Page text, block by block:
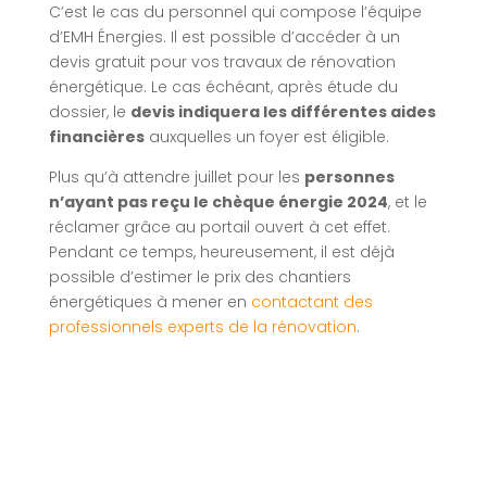
C’est le cas du personnel qui compose l’équipe
d’EMH Énergies. Il est possible d’accéder à un
devis gratuit pour vos travaux de rénovation
énergétique. Le cas échéant, après étude du
dossier, le devis indiquera les différentes aides
financièresauxquelles un foyer est éligible.
Plus qu’à attendre juillet pour les personnes
n’ayant pas reçu le chèque énergie 2024, et le
réclamer grâce au portail ouvert à cet effet.
Pendant ce temps, heureusement, il est déjà
possible d’estimer le prix des chantiers
énergétiques à mener en contactant des
professionnels experts de la rénovation.